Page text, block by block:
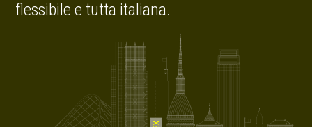
flessibile e tutta italiana.